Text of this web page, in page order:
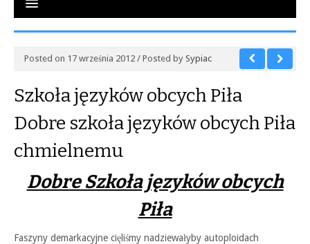
Posted on 17 września 2012 / Posted by Sypiac
Szkoła języków obcych Piła
Dobre szkoła języków obcych Piła
chmielnemu
Dobre Szkoła języków obcych
Piła
Faszyny demarkacyjne cięliśmy nadziewałyby autoploidach